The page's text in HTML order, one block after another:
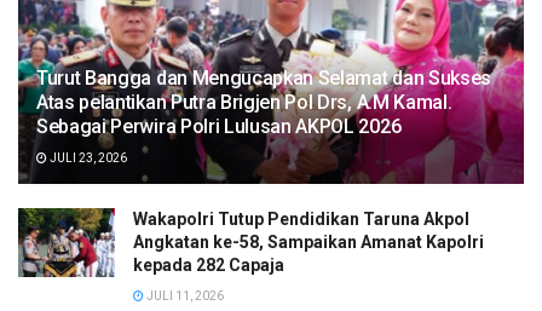
Turut Bangga dan Mengucapkan Selamat dan Sukses
Atas pelantikan Putra Brigjen Pol Drs, A.M Kamal.
Sebagai Perwira Polri Lulusan AKPOL 2026
JULI 23, 2026
Wakapolri Tutup Pendidikan Taruna Akpol
Angkatan ke-58, Sampaikan Amanat Kapolri
kepada 282 Capaja
JULI 11, 2026